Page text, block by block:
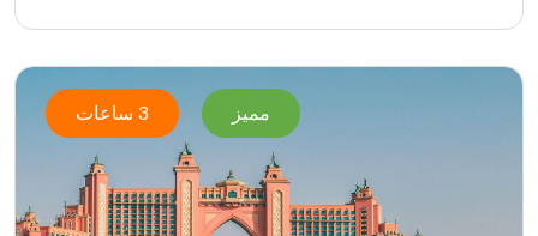
مميز 3 ساعات